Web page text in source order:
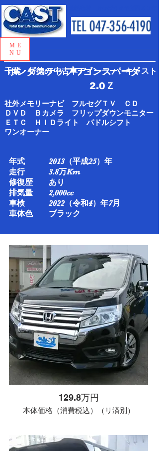
千葉・行徳の中古車ディーラー キャスト
ME
NU
ホンダステップワゴンスパーダ
​2.0Ｚ
社外メモリーナビ フルセグＴＶ ＣＤ
ＤＶＤ Ｂカメラ フリップダウンモニター
ＥＴＣ ＨＩＤライト パドルシフト
ワンオーナー
年式 2013（平成25）年
走行 3.8万Km​
修復歴 あり
排気量 2,000cc
車検 2022（令和4）年7月​
車体色 ブラック
129.8万円
本体価格（消費税込）（リ済別）